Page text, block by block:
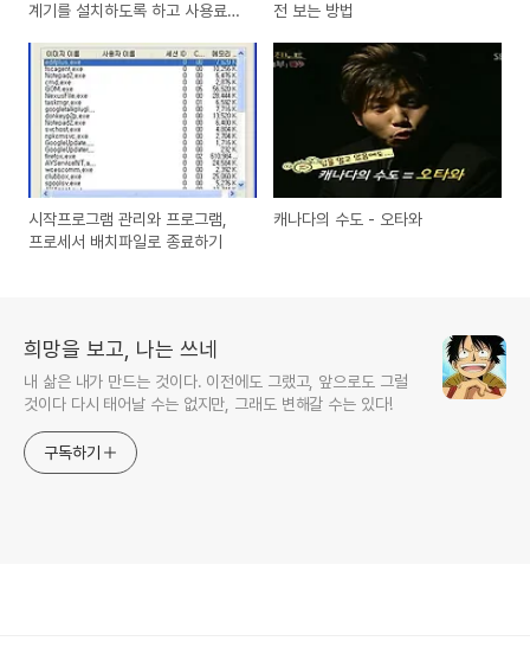
계기를 설치하도록 하고 사용료를
하나요?
전 보는 방법
시작프로그램 관리와 프로그램,
프로세서 배치파일로 종료하기
캐나다의 수도 - 오타와
희망을 보고, 나는 쓰네
내 삶은 내가 만드는 것이다. 이전에도 그랬고, 앞으로도 그럴
것이다 다시 태어날 수는 없지만, 그래도 변해갈 수는 있다!
구독하기